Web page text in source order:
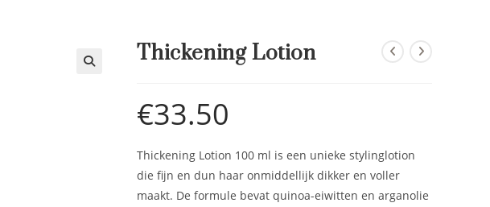
Thickening Lotion
€33.50
Thickening Lotion 100 ml is een unieke stylinglotion
die fijn en dun haar onmiddellijk dikker en voller
maakt. De formule bevat quinoa-eiwitten en arganolie